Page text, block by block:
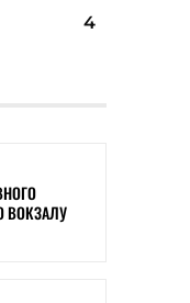
4
ВОКЗАЛУ